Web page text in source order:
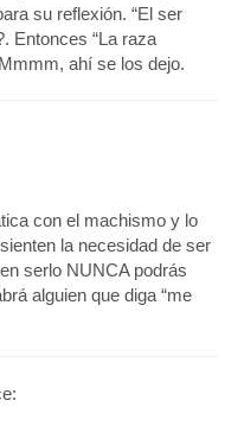
su reflexión. “El ser
Entonces “La raza
ahí se los dejo.
con el machismo y lo
la necesidad de ser
serlo NUNCA podrás
alguien que diga “me